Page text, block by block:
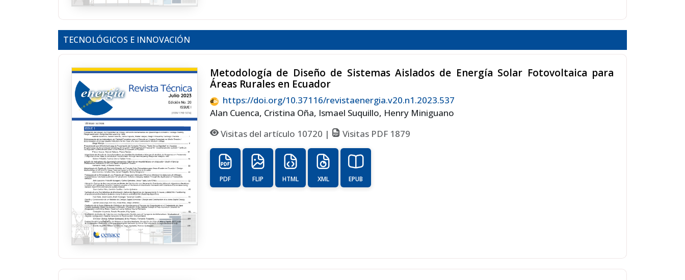
TECNOLÓGICOS E INNOVACIÓN
Metodología de Diseño de Sistemas Aislados de Energía Solar Fotovoltaica para
Áreas Rurales en Ecuador
https://doi.org/10.37116/revistaenergia.v20.n1.2023.537
Alan Cuenca, Cristina Oña, Ismael Suquillo, Henry Miniguano
Visitas del artículo 10720 |
Visitas PDF 1879
PDF FLIP HTML XML EPUB